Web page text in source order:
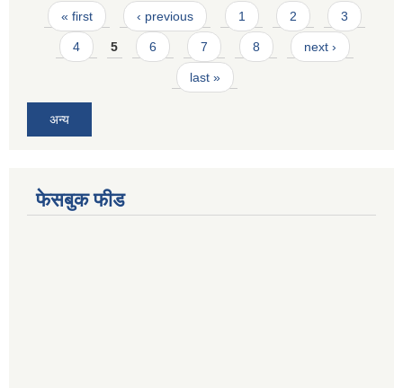
Pages
« first ‹ previous 1 2 3
4 5 6 7 8 next ›
last »
अन्य
फेसबुक फीड